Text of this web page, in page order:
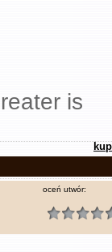
is
oceń utwór: